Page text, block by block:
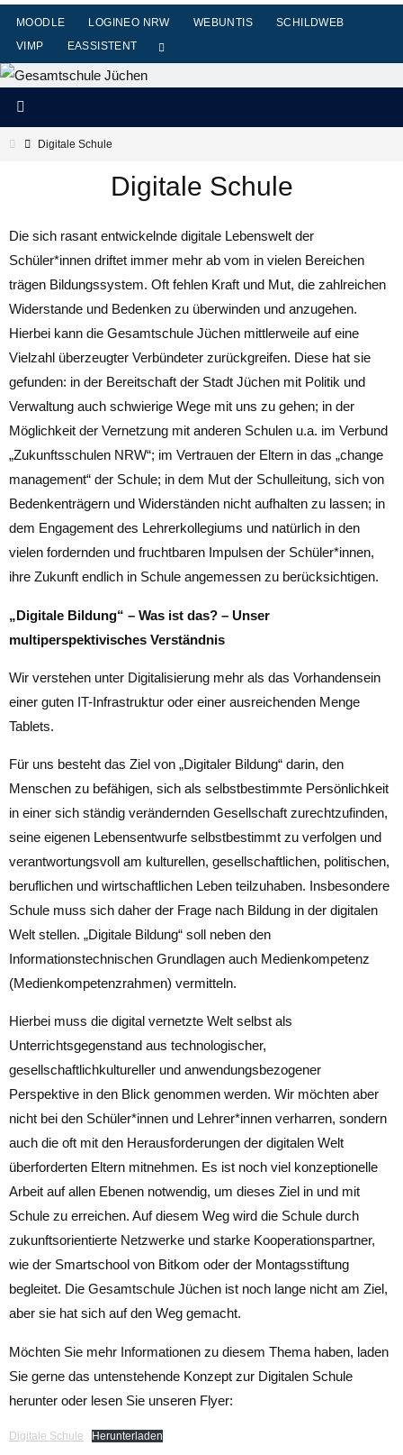
Zum
Inhalt
springen
MOODLE LOGINEO NRW WEBUNTIS
SCHILDWEB
VIMP
EASSISTENT
StartDigitale Schule
Digitale Schule
Die sich rasant entwickelnde digitale Lebenswelt der
Schüler*innen driftet immer mehr ab vom in vielen Bereichen
trägen Bildungssystem. Oft fehlen Kraft und Mut, die zahlreichen
Widerstande und Bedenken zu überwinden und anzugehen.
Hierbei kann die Gesamtschule Jüchen mittlerweile auf eine
Vielzahl überzeugter Verbündeter zurückgreifen. Diese hat sie
gefunden: in der Bereitschaft der Stadt Jüchen mit Politik und
Verwaltung auch schwierige Wege mit uns zu gehen; in der
Möglichkeit der Vernetzung mit anderen Schulen u.a. im Verbund
„Zukunftsschulen NRW“; im Vertrauen der Eltern in das „change
management“ der Schule; in dem Mut der Schulleitung, sich von
Bedenkenträgern und Widerständen nicht aufhalten zu lassen; in
dem Engagement des Lehrerkollegiums und natürlich in den
vielen fordernden und fruchtbaren Impulsen der Schüler*innen,
ihre Zukunft endlich in Schule angemessen zu berücksichtigen.
„Digitale Bildung“ – Was ist das? – Unser
multiperspektivisches Verständnis
Wir verstehen unter Digitalisierung mehr als das Vorhandensein
einer guten IT-Infrastruktur oder einer ausreichenden Menge
Tablets.
Für uns besteht das Ziel von „Digitaler Bildung“ darin, den
Menschen zu befähigen, sich als selbstbestimmte Persönlichkeit
in einer sich ständig verändernden Gesellschaft zurechtzufinden,
seine eigenen Lebensentwurfe selbstbestimmt zu verfolgen und
verantwortungsvoll am kulturellen, gesellschaftlichen, politischen,
beruflichen und wirtschaftlichen Leben teilzuhaben. Insbesondere
Schule muss sich daher der Frage nach Bildung in der digitalen
Welt stellen. „Digitale Bildung“ soll neben den
Informationstechnischen Grundlagen auch Medienkompetenz
(Medienkompetenzrahmen) vermitteln.
Hierbei muss die digital vernetzte Welt selbst als
Unterrichtsgegenstand aus technologischer,
gesellschaftlichkultureller und anwendungsbezogener
Perspektive in den Blick genommen werden. Wir möchten aber
nicht bei den Schüler*innen und Lehrer*innen verharren, sondern
auch die oft mit den Herausforderungen der digitalen Welt
überforderten Eltern mitnehmen. Es ist noch viel konzeptionelle
Arbeit auf allen Ebenen notwendig, um dieses Ziel in und mit
Schule zu erreichen. Auf diesem Weg wird die Schule durch
zukunftsorientierte Netzwerke und starke Kooperationspartner,
wie der Smartschool von Bitkom oder der Montagsstiftung
begleitet. Die Gesamtschule Jüchen ist noch lange nicht am Ziel,
aber sie hat sich auf den Weg gemacht.
Möchten Sie mehr Informationen zu diesem Thema haben, laden
Sie gerne das untenstehende Konzept zur Digitalen Schule
herunter oder lesen Sie unseren Flyer:
Digitale Schule Herunterladen